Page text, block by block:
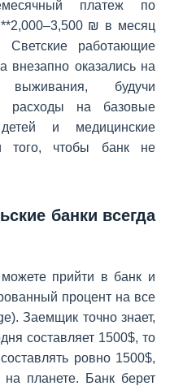
платеж по
₪ в месяц
Светские работающие
внезапно оказались на
будучи
расходы на базовые
и медицинские
того, чтобы банк не
банки всегда
прийти в банк и
процент на все
Заемщик точно знает,
составляет 1500$, то
ровно 1500$,
на планете. Банк берет